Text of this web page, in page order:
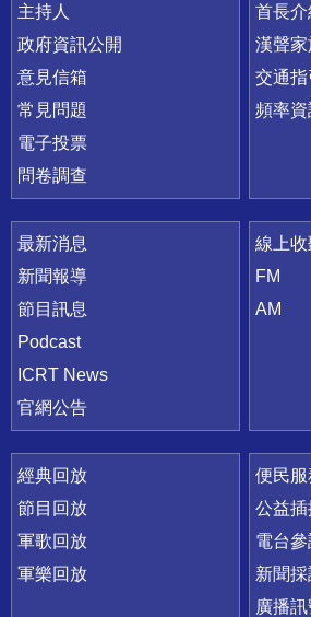
主持人
政府資訊公開
意見信箱
常見問題
電子投票
問卷調查
首長介
漢聲家
交通指
頻率資
最新消息
新聞報導
節目訊息
Podcast
ICRT News
官網公告
線上收
FM
AM
經典回放
節目回放
軍歌回放
軍樂回放
便民服
公益插
電台
新聞
廣播